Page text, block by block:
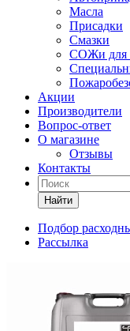
Масла
Присадки
Смазки
СОЖи для
Акции
Производители
Вопрос-ответ
О магазине
Отзывы
Контакты
Найти
Подбор
Рассылка